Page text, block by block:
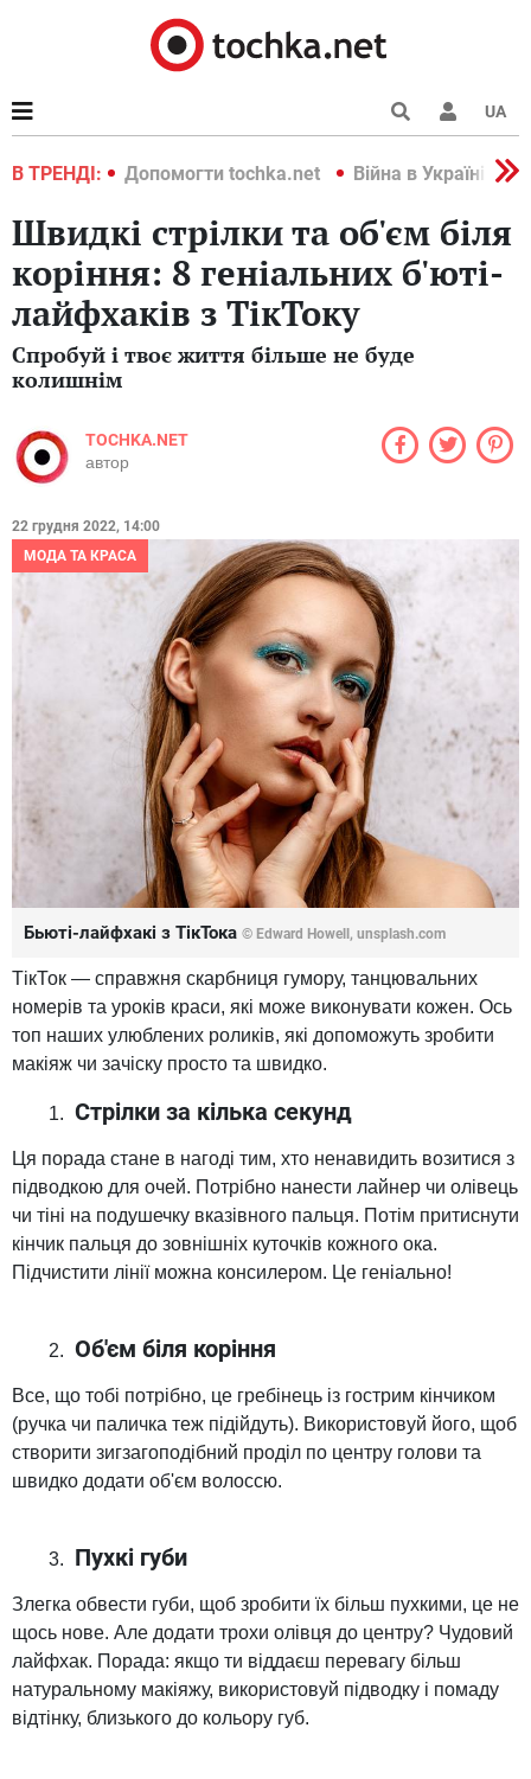
UA
В ТРЕНДІ:
2022 Допомогти tochka.net Війна в Україні 2022
Швидкі стрілки та об'єм біля
коріння: 8 геніальних б'юті-
лайфхаків з ТікТоку
Спробуй і твоє життя більше не буде
колишнім
TOCHKA.NET
автор
22 грудня 2022, 14:00
МОДА ТА КРАСА
Бьюті-лайфхакі з ТікТока © Edward Howell, unsplash.com
ТікТок — справжня скарбниця гумору, танцювальних
номерів та уроків краси, які може виконувати кожен. Ось
топ наших улюблених роликів, які допоможуть зробити
макіяж чи зачіску просто та швидко.
Стрілки за кілька секунд
Ця порада стане в нагоді тим, хто ненавидить возитися з
підводкою для очей. Потрібно нанести лайнер чи олівець
чи тіні на подушечку вказівного пальця. Потім притиснути
кінчик пальця до зовнішніх куточків кожного ока.
Підчистити лінії можна консилером. Це геніально!
Об'єм біля коріння
Все, що тобі потрібно, це гребінець із гострим кінчиком
(ручка чи паличка теж підійдуть). Використовуй його, щоб
створити зигзагоподібний проділ по центру голови та
швидко додати об'єм волоссю.
Пухкі губи
Злегка обвести губи, щоб зробити їх більш пухкими, це не
щось нове. Але додати трохи олівця до центру? Чудовий
лайфхак. Порада: якщо ти віддаєш перевагу більш
натуральному макіяжу, використовуй підводку і помаду
відтінку, близького до кольору губ.